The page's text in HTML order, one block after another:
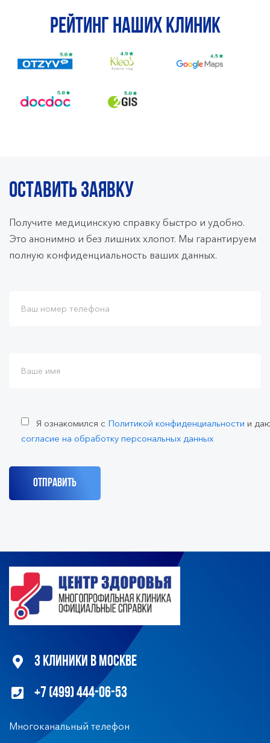
Рейтинг наших клиник
ОСТАВИТЬ ЗАЯВКУ
Получите медицинскую справку быстро и удобно.
Это анонимно и без лишних хлопот. Мы гарантируем
полную конфиденциальность ваших данных.
Я ознакомился с Политикой конфиденциальности и
согласие на обработку персональных данных
3 клиники в Москве
+7 (499) 444-06-53
Многоканальный телефон